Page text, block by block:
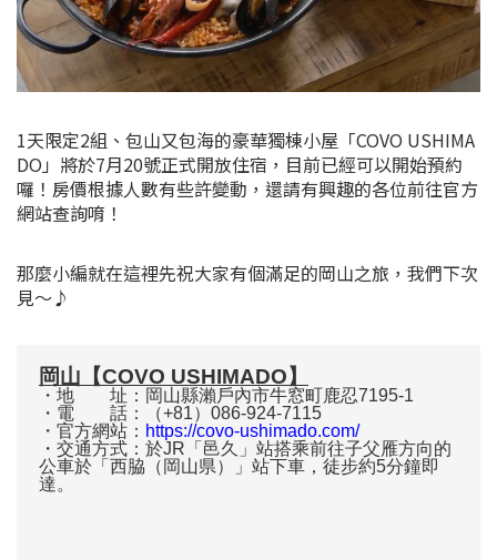
1天限定2組、包山又包海的豪華獨棟小屋「COVO USHIMA
DO」將於7月20號正式開放住宿，目前已經可以開始預約
囉！房價根據人數有些許變動，還請有興趣的各位前往官方
網站查詢唷！
那麼小編就在這裡先祝大家有個滿足的岡山之旅，我們下次
見～♪
岡山【COVO USHIMADO】
・地 址：岡山縣瀨戶內市牛窓町鹿忍7195-1
・電 話：（+81）086-924-7115
・官方網站： https://covo-ushimado.com/
・交通方式：於JR「邑久」站搭乘前往子父雁方向的
公車於「西脇（岡山県）」站下車，徒步約5分鐘即
達。